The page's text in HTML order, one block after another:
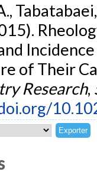
of Their
Research,